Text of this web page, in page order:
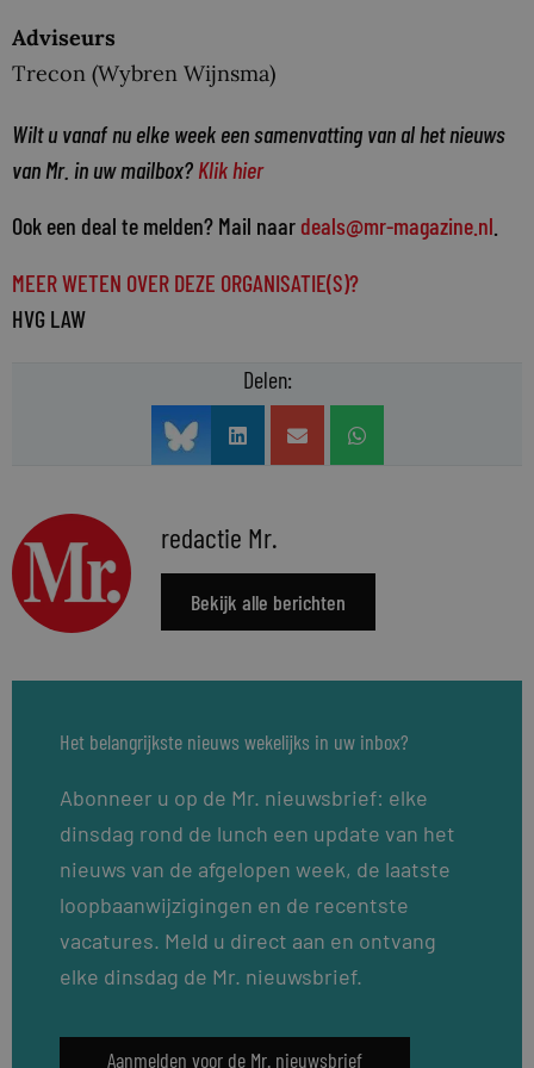
Adviseurs
Trecon (Wybren Wijnsma)
Wilt u vanaf nu elke week een samenvatting van al het nieuws
van Mr. in uw mailbox? Klik hier
Ook een deal te melden? Mail naar deals@mr-magazine.nl
MEER WETEN OVER DEZE ORGANISATIE(S)?
HVG LAW
Delen:
redactie Mr.
Bekijk alle berichten
Het belangrijkste nieuws wekelijks in uw inbox?
Abonneer u op de Mr. nieuwsbrief: elke
dinsdag rond de lunch een update van het
nieuws van de afgelopen week, de laatste
loopbaanwijzigingen en de recentste
vacatures. Meld u direct aan en ontvang
elke dinsdag de Mr. nieuwsbrief.
Aanmelden voor de Mr. nieuwsbrief